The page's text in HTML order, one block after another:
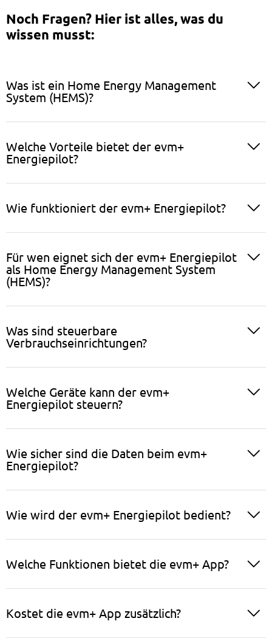
Noch Fragen? Hier ist alles, was du
wissen musst:
Was ist ein Home Energy Management
System (HEMS)?
Welche Vorteile bietet der evm+
Energiepilot?
Wie funktioniert der evm+ Energiepilot?
Für wen eignet sich der evm+ Energiepilot
als Home Energy Management System
(HEMS)?
Was sind steuerbare
Verbrauchseinrichtungen?
Welche Geräte kann der evm+
Energiepilot steuern?
Wie sicher sind die Daten beim evm+
Energiepilot?
Wie wird der evm+ Energiepilot bedient?
Welche Funktionen bietet die evm+ App?
Kostet die evm+ App zusätzlich?